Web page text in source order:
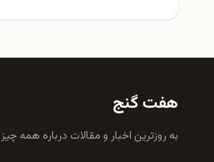
هفت گنج
به روزترين اخبار و مقالات درباره همه چيز